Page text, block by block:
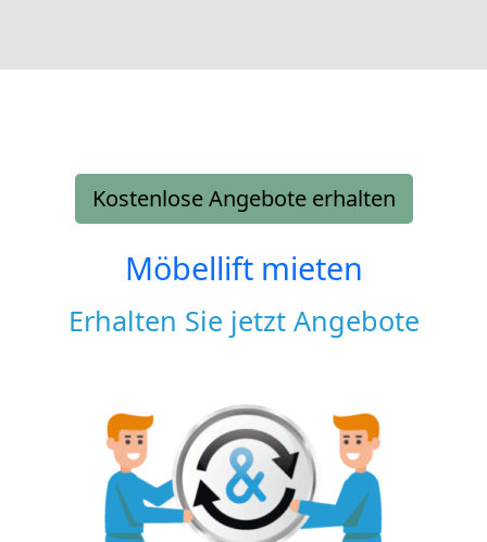
Kostenlose Angebote erhalten
Möbellift mieten
Erhalten Sie jetzt Angebote